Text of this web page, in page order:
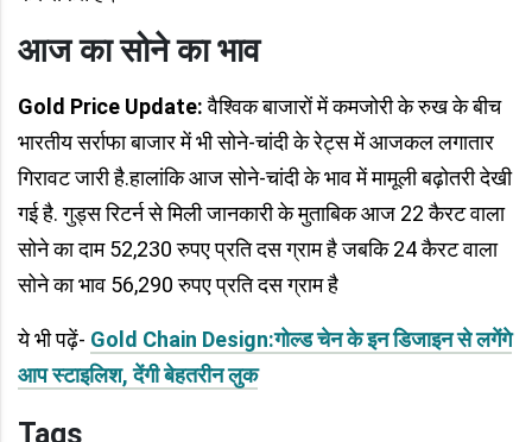
आज का सोने का भाव
Gold Price Update:वैश्विक बाजारों में कमजोरी के रुख के बीच
भारतीय सर्राफा बाजार में भी सोने-चांदी के रेट्स में आजकल लगातार
गिरावट जारी है.हालांकि आज सोने-चांदी के भाव में मामूली बढ़ोतरी देखी
गई है. गुड्स रिटर्न से मिली जानकारी के मुताबिक आज 22 कैरट वाला
सोने का दाम 52,230 रुपए प्रति दस ग्राम है जबकि 24 कैरट वाला
सोने का भाव 56,290 रुपए प्रति दस ग्राम है
ये भी पढ़ें- Gold Chain Design:गोल्ड चेन के इन डिजाइन से लगेंगे
आप स्टाइलिश, देंगी बेहतरीन लुक
Tags